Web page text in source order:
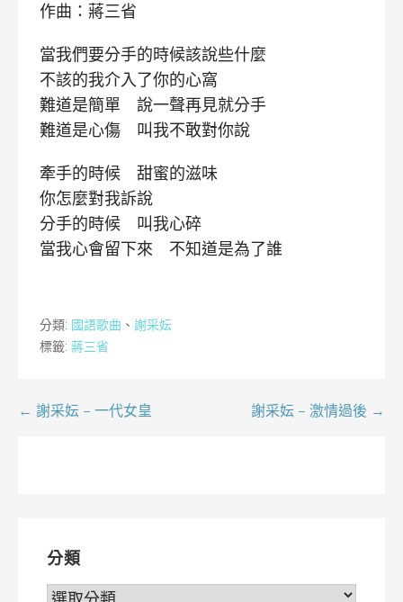
作曲：蔣三省
當我們要分手的時候該說些什麼
不該的我介入了你的心窩
難道是簡單 說一聲再見就分手
難道是心傷 叫我不敢對你說
牽手的時候 甜蜜的滋味
你怎麼對我訴說
分手的時候 叫我心碎
當我心會留下來 不知道是為了誰
分類: 國語歌曲 、 謝采妘
標籤: 蔣三省
文← 謝采妘 – 一代女皇 謝采妘 – 激情過後 →
分類
分